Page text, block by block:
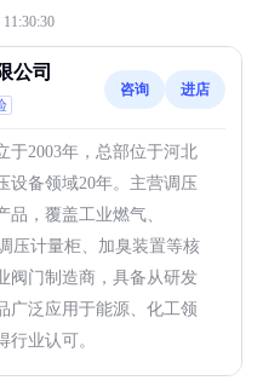
公司
咨询 进店
于2003年，总部位于河北
设备领域20年。主营调压
，覆盖工业燃气、
压计量柜、加臭装置等核
阀门制造商，具备从研发
广泛应用于能源、化工领
业认可。